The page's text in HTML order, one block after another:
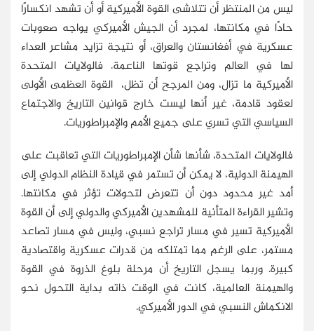
ليس من المنتظر أن تتلاشى القوة الأميركية أو أن تشهد انكسارًا
حادًا في مكانتها، لمجرد أن الجيش الأميركي يواجه صعوبات
عسكرية في أفغانستان والعراق، أو نتيجة تزايد مشاعر العداء
لها في العالم وتراجع قوتها الناعمة. فالولايات المتحدة
الأميركية ما تزال، ومن المرجح أن تظل، القوة العظمى الأولى
لعقود قادمة، غير أنها ليست خارج قوانين التاريخ والاجتماع
السياسي التي تسري على جميع الأمم والإمبراطوريات.
فالولايات المتحدة، شأنها شأن الإمبراطوريات التي تعاقبت على
الهيمنة الدولية، لا يمكن أن تستمر في قيادة النظام الدولي إلى
أمد غير محدود دون أن تتعرض لتحولات تؤثر في مكانتها.
وتشير القراءة المتأنية للمشهدين الأميركي والدولي إلى أن القوة
الأميركية تسير في مسار تراجع نسبي، وليس في مسار تصاعد
مستمر، على الرغم مما تمتلكه من قدرات عسكرية واقتصادية
كبيرة. وربما يسجل التاريخ أن مرحلة بلوغ الذروة في القوة
والهيمنة العالمية، كانت في الوقت ذاته بداية التحول نحو
الانكماش النسبي في الدور الأميركي.